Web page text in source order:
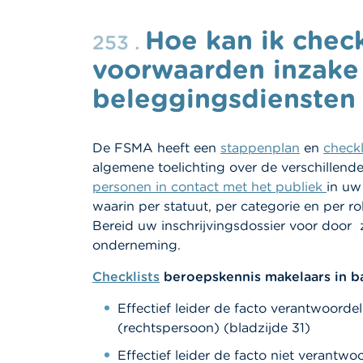
253 . Hoe kan ik
voorwaarden
beleggingsdiensten
De FSMA heeft een stappenplan en
algemene toelichting over de
personen in contact met het publiek in
waarin per statuut, per categorie en per
Bereid uw inschrijvingsdossier voor door
onderneming.
Checklists beroepskennis makelaars in
Effectief leider de facto
(rechtspersoon) (bladzijde 31)
Effectief leider de facto niet